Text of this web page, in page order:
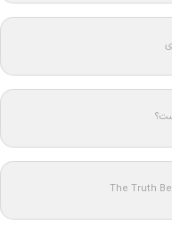
The Truth